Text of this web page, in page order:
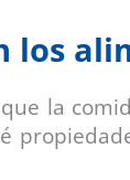
los
la